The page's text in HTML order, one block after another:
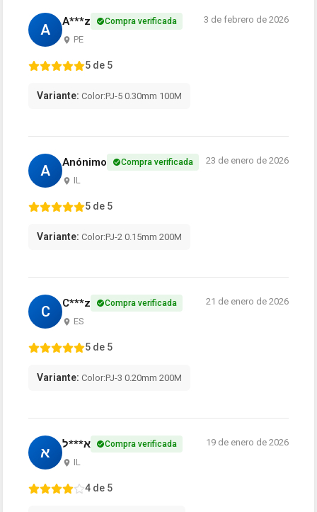
A A***z Compra verificada
PE
3 de febrero de 2026
5 de 5
Variante: Color:PJ-5 0.30mm 100M
A Anónimo Compra verificada
IL
23 de enero de 2026
5 de 5
Variante: Color:PJ-2 0.15mm 200M
C C***z Compra verificada
ES
21 de enero de 2026
5 de 5
Variante: Color:PJ-3 0.20mm 200M
א א***ל Compra verificada
IL
19 de enero de 2026
4 de 5